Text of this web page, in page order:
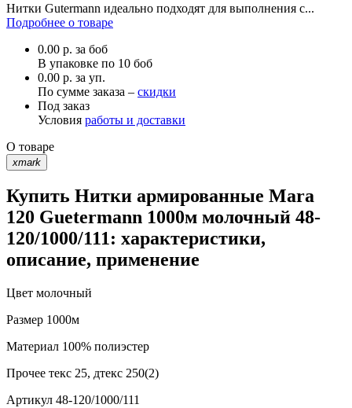
Нитки Gutermann идеально подходят для выполнения с...
Подробнее о товаре
0.00 р. за боб
В упаковке по 10 боб
0.00 р. за уп.
По сумме заказа – скидки
Под заказ
Условия работы и доставки
О товаре
xmark
Купить Нитки армированные Mara
120 Guetermann 1000м молочный 48-
120/1000/111: характеристики,
описание, применение
Цвет молочный
Размер 1000м
Материал 100% полиэстер
Прочее текс 25, дтекс 250(2)
Артикул 48-120/1000/111